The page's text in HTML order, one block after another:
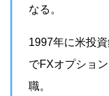
なる。
1997年に米投
でFXオプショ
職。